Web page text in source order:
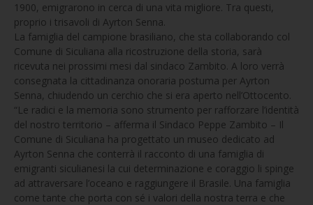
1900, emigrarono in cerca di una vita migliore. Tra questi,
proprio i trisavoli di Ayrton Senna.
La famiglia del campione brasiliano, che sta collaborando col
Comune di Siculiana alla ricostruzione della storia, sarà
ricevuta nei prossimi mesi dal sindaco Zambito. A loro verrà
consegnata la cittadinanza onoraria postuma per Ayrton
Senna, chiudendo un cerchio che si era aperto nell’Ottocento.
“Le radici e la memoria sono strumento per rafforzare l’identità
del nostro territorio – afferma il Sindaco Peppe Zambito – Il
Comune di Siculiana ha progettato un museo dedicato ad
Ayrton Senna che conterrà il racconto di una famiglia di
emigranti siculianesi la cui determinazione e coraggio li spinge
ad attraversare l’oceano e raggiungere il Brasile. Una famiglia
come tante che porta con sé i valori della nostra terra e che